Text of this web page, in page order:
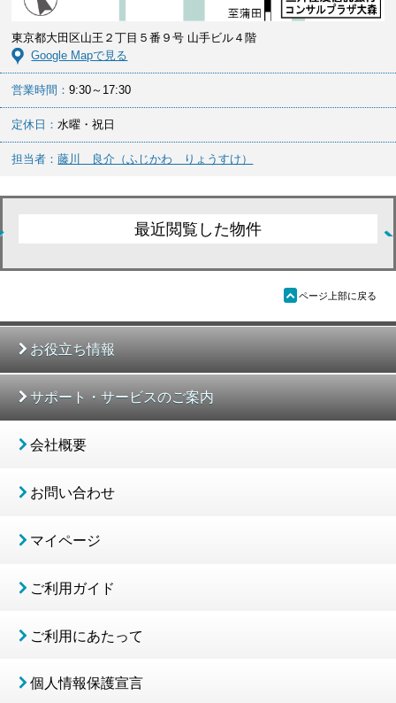
東京都大田区山王２丁目５番９号 山手ビル４階
Google Mapで見る
営業時間：9:30～17:30
定休日：水曜・祝日
担当者：藤川 良介（ふじかわ りょうすけ）
最近閲覧した物件
ü ページ上部に戻る
お役立ち情報
サポート・サービスのご案内
会社概要
お問い合わせ
マイページ
ご利用ガイド
ご利用にあたって
個人情報保護宣言